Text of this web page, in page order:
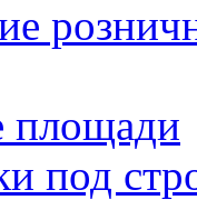
площади
под